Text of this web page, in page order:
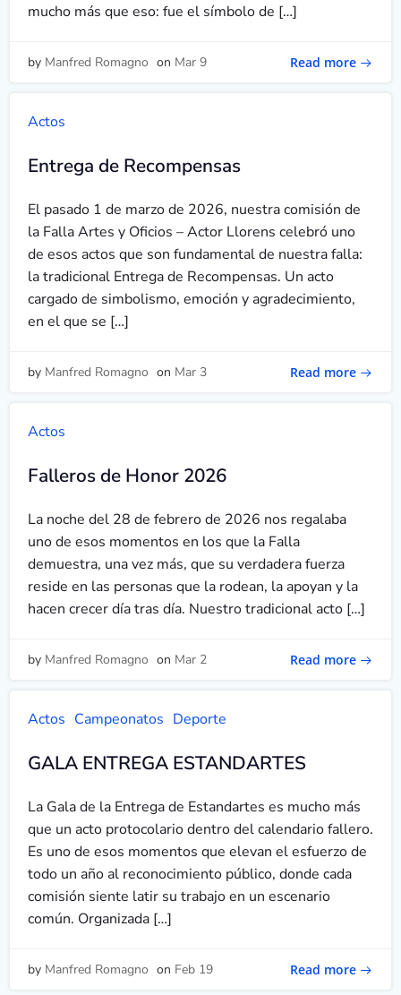
mucho más que eso: fue el símbolo de […]
by Manfred Romagno on Mar 9 Read more
Actos
Entrega de Recompensas
El pasado 1 de marzo de 2026, nuestra comisión de
la Falla Artes y Oficios – Actor Llorens celebró uno
de esos actos que son fundamental de nuestra falla:
la tradicional Entrega de Recompensas. Un acto
cargado de simbolismo, emoción y agradecimiento,
en el que se […]
by Manfred Romagno on Mar 3 Read more
Actos
Falleros de Honor 2026
La noche del 28 de febrero de 2026 nos regalaba
uno de esos momentos en los que la Falla
demuestra, una vez más, que su verdadera fuerza
reside en las personas que la rodean, la apoyan y la
hacen crecer día tras día. Nuestro tradicional acto […]
by Manfred Romagno on Mar 2 Read more
Actos Campeonatos Deporte
GALA ENTREGA ESTANDARTES
La Gala de la Entrega de Estandartes es mucho más
que un acto protocolario dentro del calendario fallero.
Es uno de esos momentos que elevan el esfuerzo de
todo un año al reconocimiento público, donde cada
comisión siente latir su trabajo en un escenario
común. Organizada […]
by Manfred Romagno on Feb 19 Read more